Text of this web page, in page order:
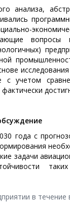
анализа,
вопросы
учетом
года с
задачи
в течение